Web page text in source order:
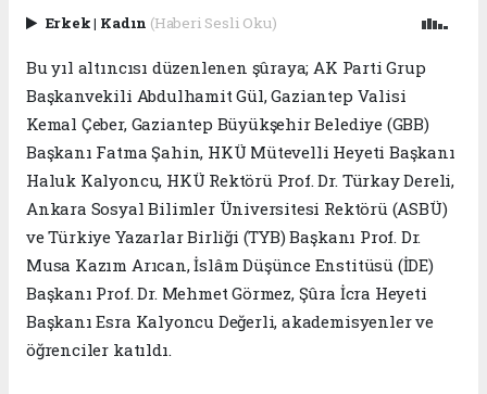
Erkek| Kadın (Haberi Sesli Oku)
Bu yıl altıncısı düzenlenen şûraya; AK Parti Grup
Başkanvekili Abdulhamit Gül, Gaziantep Valisi
Kemal Çeber, Gaziantep Büyükşehir Belediye (GBB)
Başkanı Fatma Şahin, HKÜ Mütevelli Heyeti Başkanı
Haluk Kalyoncu, HKÜ Rektörü Prof. Dr. Türkay Dereli,
Ankara Sosyal Bilimler Üniversitesi Rektörü (ASBÜ)
ve Türkiye Yazarlar Birliği (TYB) Başkanı Prof. Dr.
Musa Kazım Arıcan, İslâm Düşünce Enstitüsü (İDE)
Başkanı Prof. Dr. Mehmet Görmez, Şûra İcra Heyeti
Başkanı Esra Kalyoncu Değerli, akademisyenler ve
öğrenciler katıldı.